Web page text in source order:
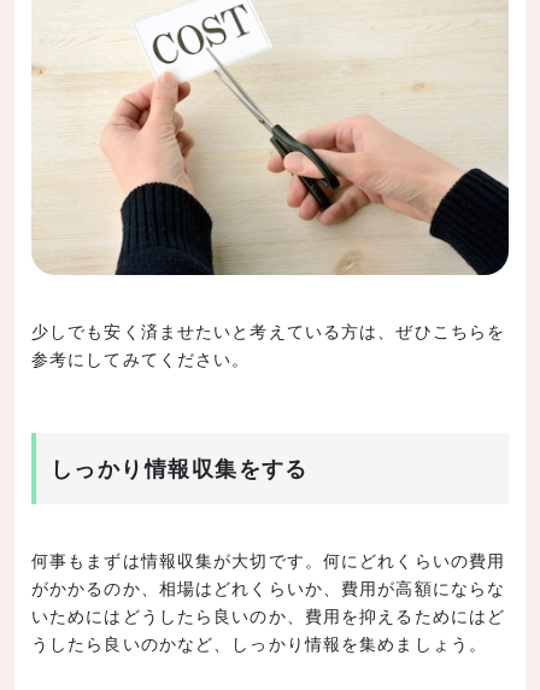
少しでも安く済ませたいと考えている方は、ぜひこちらを
参考にしてみてください。
しっかり情報収集をする
何事もまずは情報収集が大切です。何にどれくらいの費用
がかかるのか、相場はどれくらいか、費用が高額にならな
いためにはどうしたら良いのか、費用を抑えるためにはど
うしたら良いのかなど、しっかり情報を集めましょう。